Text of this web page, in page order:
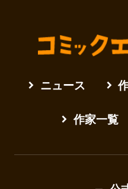
ニュース
作家一覧